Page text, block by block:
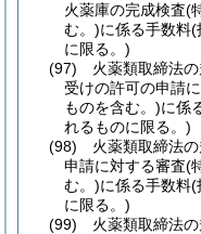
火薬庫の完成検査(
む。)に係る手数料(
に限る。)
(97)
火薬類取締法
受けの許可の申請
ものを含む。)に係
れるものに限る。)
(98)
火薬類取締法
申請に対する審査(
む。)に係る手数料(
に限る。)
(99)
火薬類取締法